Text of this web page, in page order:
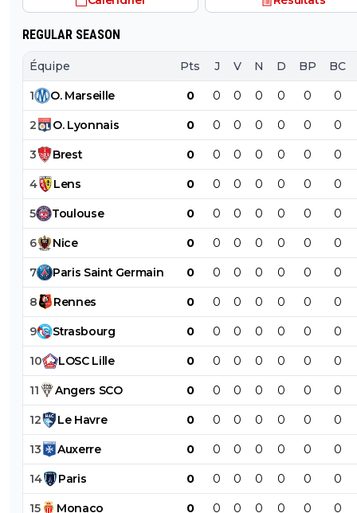
REGULAR SEASON
Équipe Pts J V N D BP BC
1 O. Marseille 0 0 0 0 0 0 0
2 O. Lyonnais 0 0 0 0 0 0 0
3 Brest 0 0 0 0 0 0 0
4 Lens 0 0 0 0 0 0 0
5 Toulouse 0 0 0 0 0 0 0
6 Nice 0 0 0 0 0 0 0
7 Paris Saint Germain 0 0 0 0 0 0 0
8 Rennes 0 0 0 0 0 0 0
9 Strasbourg 0 0 0 0 0 0 0
10 LOSC Lille 0 0 0 0 0 0 0
11 Angers SCO 0 0 0 0 0 0 0
12 Le Havre 0 0 0 0 0 0 0
13 Auxerre 0 0 0 0 0 0 0
14 Paris 0 0 0 0 0 0 0
15 Monaco 0 0 0 0 0 0 0